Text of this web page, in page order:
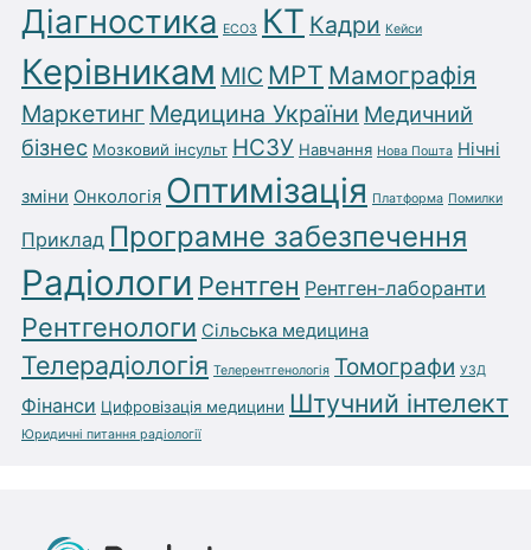
Діагностика ЕСОЗ КТ Кадри Кейси
Керівникам МІС МРТ Мамографія
Маркетинг Медицина України Медичний
бізнес Мозковий інсульт НСЗУ Навчання Нова Пошта Нічні
зміни Онкологія Оптимізація Платформа Помилки
Приклад Програмне забезпечення
Радіологи Рентген Рентген-лаборанти
Рентгенологи Сільська медицина
Телерадіологія Телерентгенологія Томографи УЗД
Фінанси Цифровізація медицини Штучний інтелект
Юридичні питання радіології